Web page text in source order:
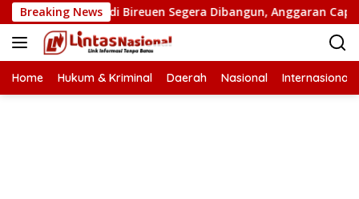
Langsung
ke
konten
Breaking News
Putus di Bireuen Segera Dibangun, Anggaran Capai 500 M
Home Hukum & Kriminal Daerah Nasional Internasional